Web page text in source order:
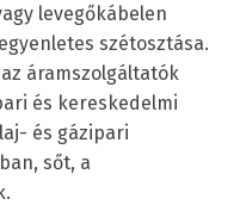
levegőkábelen
szétosztása.
áramszolgáltatók
és kereskedelmi
és gázipari
sőt, a